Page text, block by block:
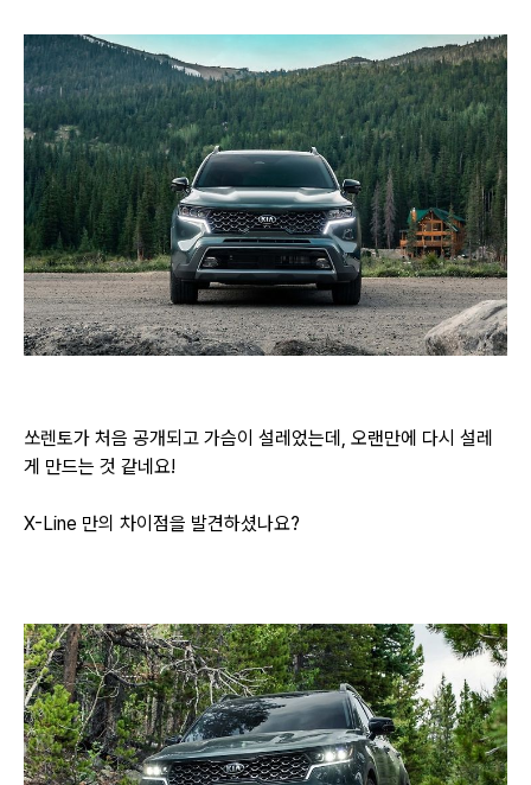
쏘렌토가 처음 공개되고 가슴이 설레었는데, 오랜만에 다시 설레
게 만드는 것 같네요!
X-Line 만의 차이점을 발견하셨나요?